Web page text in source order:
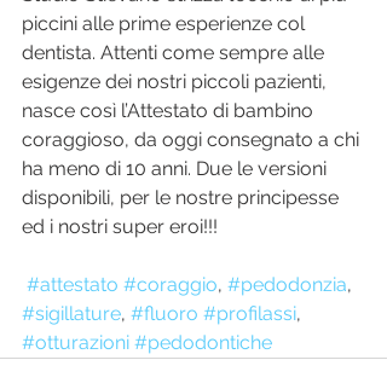
piccini alle prime esperienze col
dentista. Attenti come sempre alle
esigenze dei nostri piccoli pazienti,
nasce così l’Attestato di bambino
coraggioso, da oggi consegnato a chi
ha meno di 10 anni. Due le versioni
disponibili, per le nostre principesse
ed i nostri super eroi!!!
#attestato #coraggio, #pedodonzia,
#sigillature, #fluoro #profilassi,
#otturazioni #pedodontiche